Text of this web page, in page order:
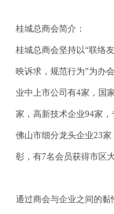
桂城总商会简介 ：
桂城总商会坚持以“联络
映诉求，规范行为”为办
业中上市公司有4家，国
家，高新技术企业94家，
佛山市细分龙头企业23
彰，有7名会员获得市区
通过商会与企业之间的黏